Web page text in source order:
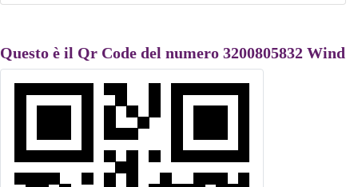
Questo è il Qr Code del numero 3200805832 Wind